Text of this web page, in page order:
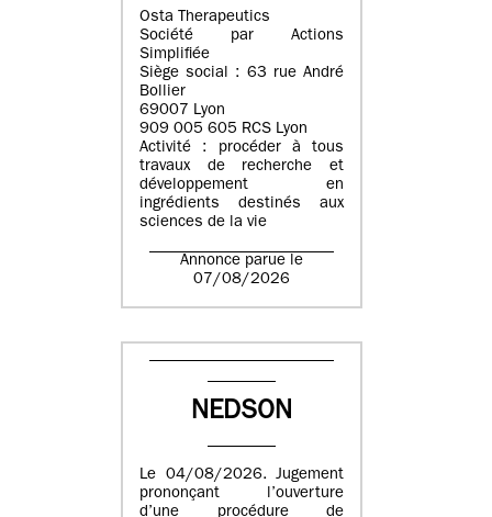
Osta Therapeutics
Société par Actions
Simplifiée
Siège social : 63 rue André
Bollier
69007 Lyon
909 005 605 RCS Lyon
Activité : procéder à tous
travaux de recherche et
développement en
ingrédients destinés aux
sciences de la vie
Annonce parue le
07/08/2026
NEDSON
Le 04/08/2026. Jugement
prononçant l’ouverture
d’une procédure de